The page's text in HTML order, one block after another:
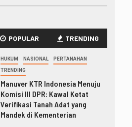
POPULAR TRENDING
HUKUM NASIONAL PERTANAHAN
TRENDING
Manuver KTR Indonesia Menuju
Komisi III DPR: Kawal Ketat
Verifikasi Tanah Adat yang
Mandek di Kementerian